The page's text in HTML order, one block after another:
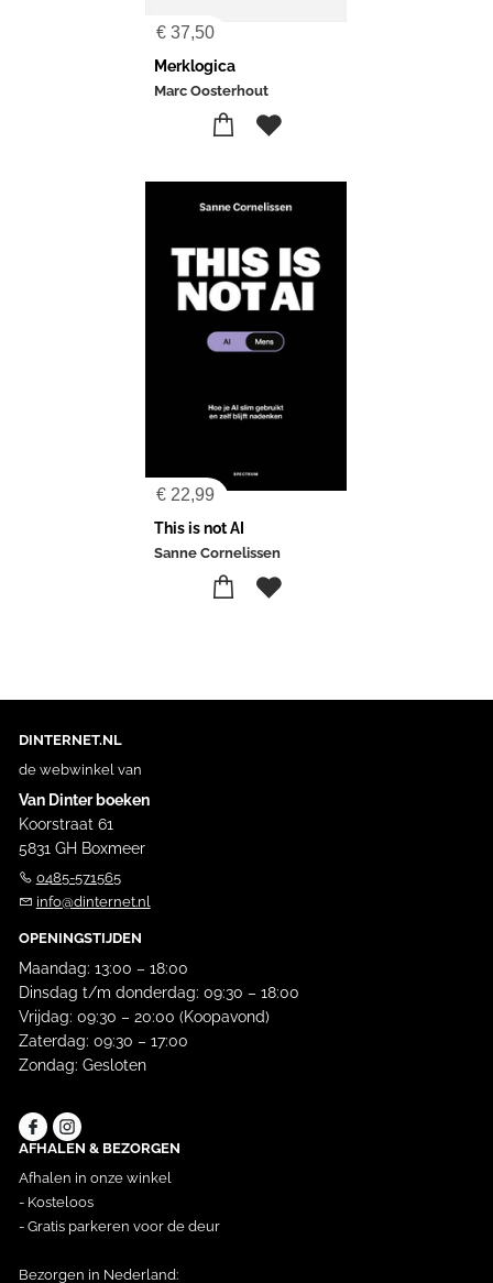
€ 37,50
Merklogica
Marc Oosterhout
€ 22,99
This is not AI
Sanne Cornelissen
DINTERNET.NL
de webwinkel van
Van Dinter boeken
Koorstraat 61
5831 GH Boxmeer
0485-571565
info@dinternet.nl
OPENINGSTIJDEN
Maandag: 13:00 – 18:00
Dinsdag t/m donderdag: 09:30 – 18:00
Vrijdag: 09:30 – 20:00 (Koopavond)
Zaterdag: 09:30 – 17:00
Zondag: Gesloten
AFHALEN & BEZORGEN
Afhalen in onze winkel
- Kosteloos
- Gratis parkeren voor de deur
Bezorgen in Nederland: